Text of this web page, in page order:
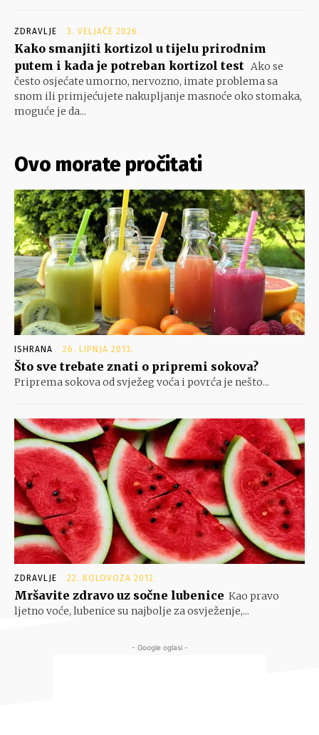
ZDRAVLJE 3. VELJAČE 2026.
Kako smanjiti kortizol u tijelu prirodnim
putem i kada je potreban kortizol test Ako se
često osjećate umorno, nervozno, imate problema sa
snom ili primjećujete nakupljanje masnoće oko stomaka,
moguće je da...
Ovo morate pročitati
ISHRANA 26. LIPNJA 2013.
Što sve trebate znati o pripremi sokova?
Priprema sokova od svježeg voća i povrća je nešto...
ZDRAVLJE 22. KOLOVOZA 2012.
Mršavite zdravo uz sočne lubenice Kao pravo
ljetno voće, lubenice su najbolje za osvježenje,...
- Google oglasi -